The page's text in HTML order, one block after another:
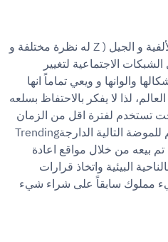
و الجيل Z ) له نظرة مختلفة و
الاجتماعية لتغيير
والوانها و ويعي تماماً انها
لذا لا يفكر بالاحتفاظ بسلعه
تستخدم لفترة اقل من الزمان
التالية الدارجةTrending
بيعه من خلال مواقع اعادة
البيئية واتخاذ قرارات
مملوك سابقاً على شراء شيء